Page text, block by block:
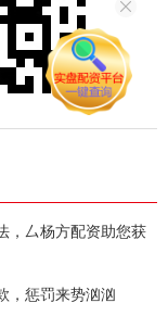
，厶杨方配资助您获
，惩罚来势汹汹